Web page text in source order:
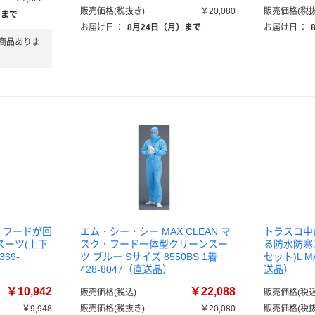
で
品ありま
販売価格(税抜き)
￥20,080
お届け日
： 8月24日（月）まで
販売価格(税
お届け日
：
ードが回
ーツ(上下
￥10,942
￥9,948
エム・シー・シー MAX CLEAN マ
スク・フード一体型クリーンスー
ツ ブルー Sサイズ 8550BS 1着
428-8047（直送品）
販売価格(税込) ￥22,088
販売価格(税抜き) ￥20,080
トラスコ
る防水防
セット)L
送品）
販売価格(税
販売価格(税